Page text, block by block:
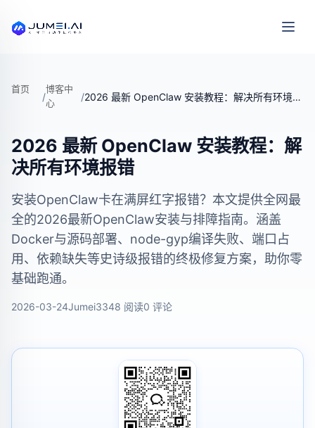
首页
/
博客中
心
/ 2026 最新 OpenClaw 安装教程：解决所有环境报错
2026 最新 OpenClaw 安装教程：解
决所有环境报错
安装OpenClaw卡在满屏红字报错？本文提供全网最
全的2026最新OpenClaw安装与排障指南。涵盖
Docker与源码部署、node-gyp编译失败、端口占
用、依赖缺失等史诗级报错的终极修复方案，助你零
基础跑通。
2026-03-24Jumei3348 阅读0 评论